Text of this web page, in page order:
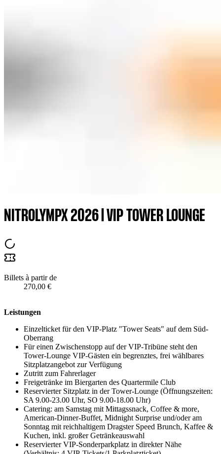
NITROLYMPX 2026 | VIP TOWER LOUNGE
Billets à partir de
270,00 €
Leistungen
Einzelticket für den VIP-Platz "Tower Seats" auf dem Süd-
Oberrang
Für einen Zwischenstopp auf der VIP-Tribüne steht den
Tower-Lounge VIP-Gästen ein begrenztes, frei wählbares
Sitzplatzangebot zur Verfügung
Zutritt zum Fahrerlager
Freigetränke im Biergarten des Quartermile Club
Reservierter Sitzplatz in der Tower-Lounge (Öffnungszeiten:
SA 9.00-23.00 Uhr, SO 9.00-18.00 Uhr)
Catering: am Samstag mit Mittagssnack, Coffee & more,
American-Dinner-Buffet, Midnight Surprise und/oder am
Sonntag mit reichhaltigem Dragster Speed Brunch, Kaffee &
Kuchen, inkl. großer Getränkeauswahl
Reservierter VIP-Sonderparkplatz in direkter Nähe